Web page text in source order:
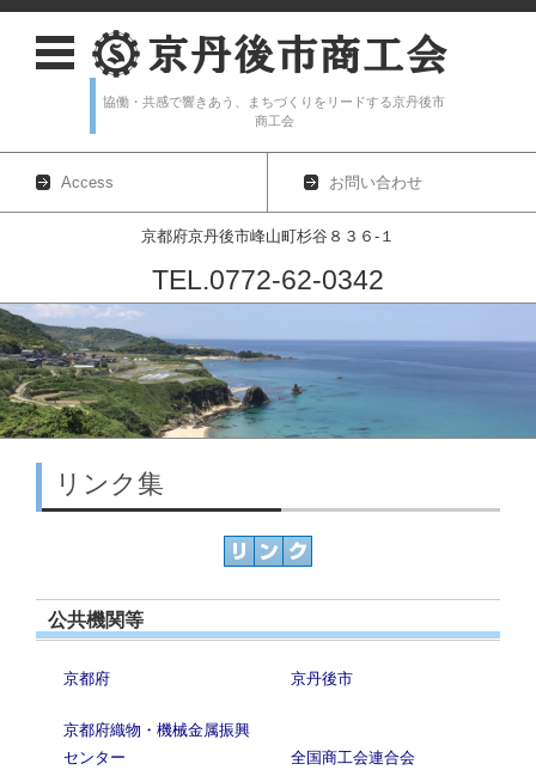
協働・共感で響きあう、まちづくりをリードする京丹後市
商工会
Access お問い合わせ
京都府京丹後市峰山町杉谷８３６-１
TEL.0772-62-0342
コンテンツに移動
リンク集
公共機関等
京都府 京丹後市
京都府織物・機械金属振興
センター
全国商工会連合会